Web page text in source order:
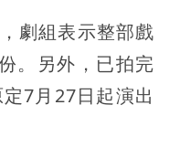
劇組表示整部戲
。另外，已拍完
7月27日起演出